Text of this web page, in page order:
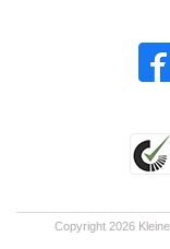
Copyright 2026